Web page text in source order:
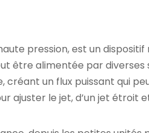
pression, est un dispositif
être alimentée par diverses
créant un flux puissant qui
ajuster le jet, d’un jet étroit